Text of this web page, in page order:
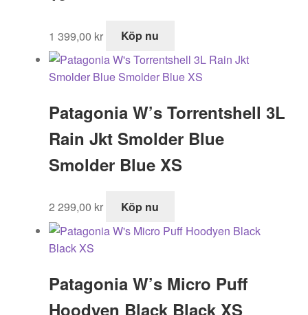
1 399,00 kr Köp nu
Patagonia W’s Torrentshell 3L
Rain Jkt Smolder Blue
Smolder Blue XS
2 299,00 kr Köp nu
Patagonia W’s Micro Puff
Hoodyen Black Black XS